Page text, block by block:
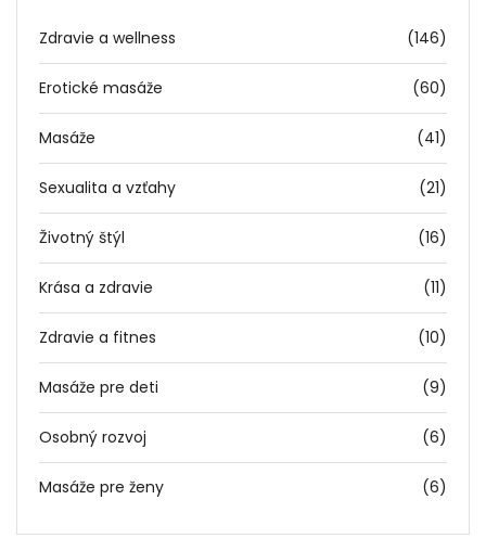
Zdravie a wellness (146)
Erotické masáže (60)
Masáže (41)
Sexualita a vzťahy (21)
Životný štýl (16)
Krása a zdravie (11)
Zdravie a fitnes (10)
Masáže pre deti (9)
Osobný rozvoj (6)
Masáže pre ženy (6)